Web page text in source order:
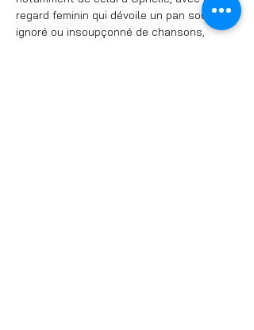
regard feminin qui dévoile un pan souvent
ignoré ou insoupçonné de chansons,